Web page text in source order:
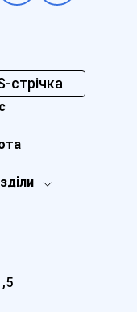
стрічка